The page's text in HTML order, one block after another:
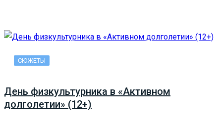
СЮЖЕТЫ
День физкультурника в «Активном
долголетии» (12+)